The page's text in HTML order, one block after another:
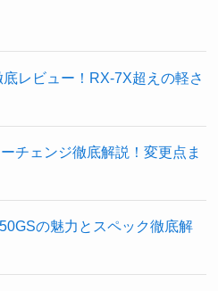
レビュー！RX-7X超えの軽さ
チェンジ徹底解説！変更点ま
の魅力とスペック徹底解